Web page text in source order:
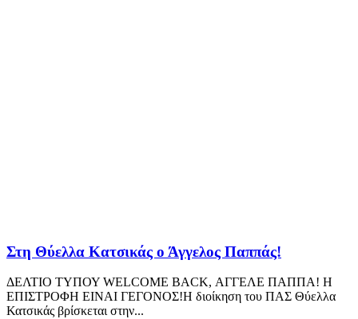
Στη Θύελλα Κατσικάς ο Άγγελος Παππάς!
ΔΕΛΤΙΟ ΤΥΠΟΥ WELCOME BACK, ΑΓΓΕΛΕ ΠΑΠΠΑ! Η
ΕΠΙΣΤΡΟΦΗ ΕΙΝΑΙ ΓΕΓΟΝΟΣ!Η διοίκηση του ΠΑΣ Θύελλα
Κατσικάς βρίσκεται στην...